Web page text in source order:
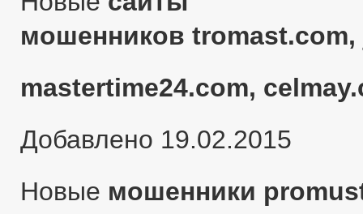
мошенников
mastertime24.com,
Добавлено 19.02.2015
Новые мошенники